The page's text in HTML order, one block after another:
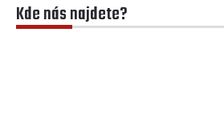
Kde nás najdete?